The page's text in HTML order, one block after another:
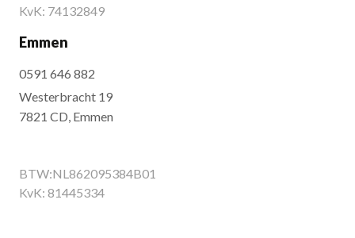
KvK: 74132849
Emmen
0591 646 882
Westerbracht 19
7821 CD, Emmen
BTW:NL862095384B01
KvK: 81445334